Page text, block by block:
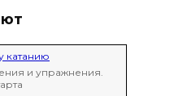
катанию
и упражнения.